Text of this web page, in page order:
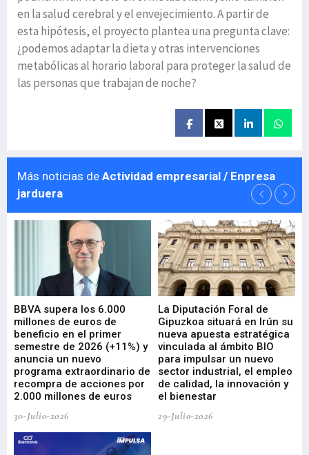
en la salud cerebral y el envejecimiento. A partir de
esta hipótesis, el proyecto plantea una pregunta clave:
¿podemos adaptar la dieta y otras intervenciones
metabólicas al horario laboral para proteger la salud de
las personas que trabajan de noche?
Más noticias de Actividad empresarial / Enpresa
jarduera
BBVA supera los 6.000
millones de euros de
beneficio en el primer
semestre de 2026 (+11%) y
anuncia un nuevo
programa extraordinario de
recompra de acciones por
2.000 millones de euros
30-Julio-2026
La Diputación Foral de
Gipuzkoa situará en Irún su
nueva apuesta estratégica
vinculada al ámbito BIO
para impulsar un nuevo
sector industrial, el empleo
de calidad, la innovación y
el bienestar
29-Julio-2026